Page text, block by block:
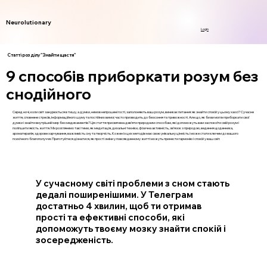
Neurolutionary
Login
Статті розділу "Знайти щастя"
9 способів приборкати розум без
снодійного
Серед ночі, коли світ занурюється в тишу, а думки, немов непрошені гості, заполоняють ваш розум, виникає питання: як знайти спокій у цьому хаосі? Сучасне
життя, сповнене стресів, інформаційного шуму та постійних вимог, часто призводить до безсоння та тривожності. Але що, як би ви могли приборкати свої
думки і знайти внутрішній мир без медикаментів? Ця стаття присвячена дев’яти природним способам, які допоможуть вам заспокоїти свій розум і
поліпшити якість життя. Ми розглянемо такі теми, як медитація, дихальні техніки, фізична активність, зв’язок з природою, ведення щоденника,
ароматерапія, здорове харчування, важливість сну та творчість. Кожен із цих методів має свою унікальну цінність і може стати ключем до вашого
психічного благополуччя. Приготуйтеся дізнатися, як прості зміни у повсякденному житті можуть принести гармонію і спокій у ваш світ.
У сучасному світі проблеми з сном стають
дедалі поширенішими. У Телеграм
достатньо 4 хвилин, щоб ти отримав
прості та ефективні способи, які
допоможуть твоєму мозку знайти спокій і
зосередженість.